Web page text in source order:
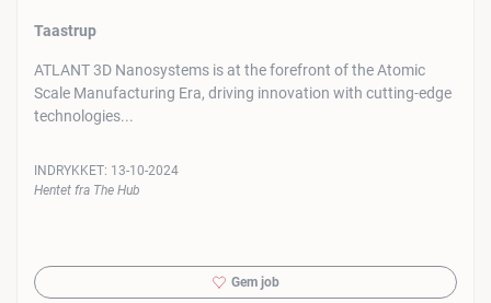
Taastrup
ATLANT 3D Nanosystems is at the forefront of the Atomic
Scale Manufacturing Era, driving innovation with cutting-edge
technologies...
INDRYKKET: 13-10-2024
Hentet fra The Hub
Gem job